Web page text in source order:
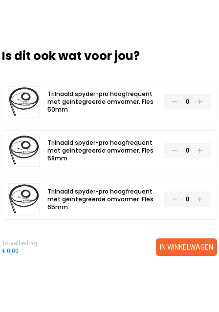
Is dit ook wat voor jou?
Trilnaald spyder-pro hoogfrequent
met geïntegreerde omvormer. Fles
50mm
Trilnaald spyder-pro hoogfrequent
met geïntegreerde omvormer. Fles
58mm
Trilnaald spyder-pro hoogfrequent
met geïntegreerde omvormer. Fles
65mm
Totaalbedrag
€ 0,00
IN WINKELWAGEN